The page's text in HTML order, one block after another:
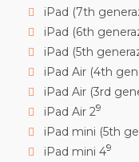
iPad (7th
iPad (6th
iPad (5th
iPad Air (4th
iPad Air (3rd
iPad Air 29
iPad mini (5th
iPad mini 49